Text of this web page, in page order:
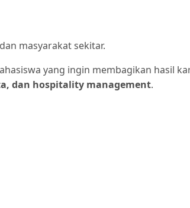
masyarakat sekitar.
yang ingin membagikan hasil
dan hospitality management.